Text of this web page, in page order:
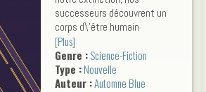
successeurs découvrent un
corps d\'être humain
apparemment intact dans de
l\'ambre. Idrille, une jeune
linguiste, aura pour mission
d\'établir le contact avec
[Plus]
Genre :Science-Fiction
Type :Nouvelle
Auteur :Automne Blue